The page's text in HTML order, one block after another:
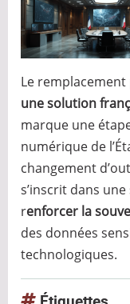
Le
une solution
marque une
numérique de
changement
s’inscrit dans
renforcer la
des données
technologiques.